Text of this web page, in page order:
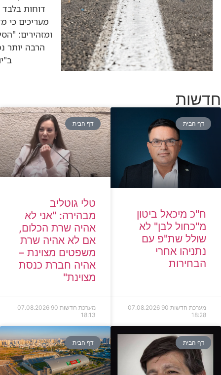
דוחות
מעריכים כי
ומזהירים:
הרבה יותר
חדשות
דף הבית
ח"כ מיכאל ביטון
מ"כחול לבן" לא
שולל שת"פ עם
נתניהו אחרי
הבחירות
מערכת חדשות 90
07.08.2026
18:28
דף הבית
טלי גוטליב
מבהירה: "אני לא
אהיה שרת הכלום,
אם לא אהיה שרת
משפטים מצוינת –
אהיה חברת כנסת
מצוינת"
מערכת חדשות 90
07.08.2026
18:13
דף הבית דף הבית